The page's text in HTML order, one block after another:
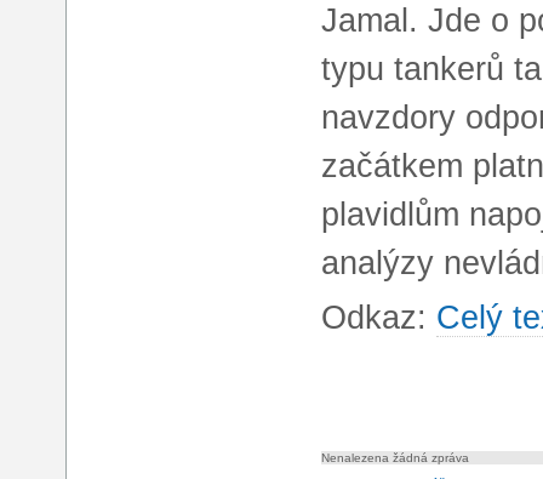
Jamal. Jde o
typu tankerů
navzdory
začátkem
plavidlům
analýzy
Odkaz: Celý
Nenalezena žádná zpráva